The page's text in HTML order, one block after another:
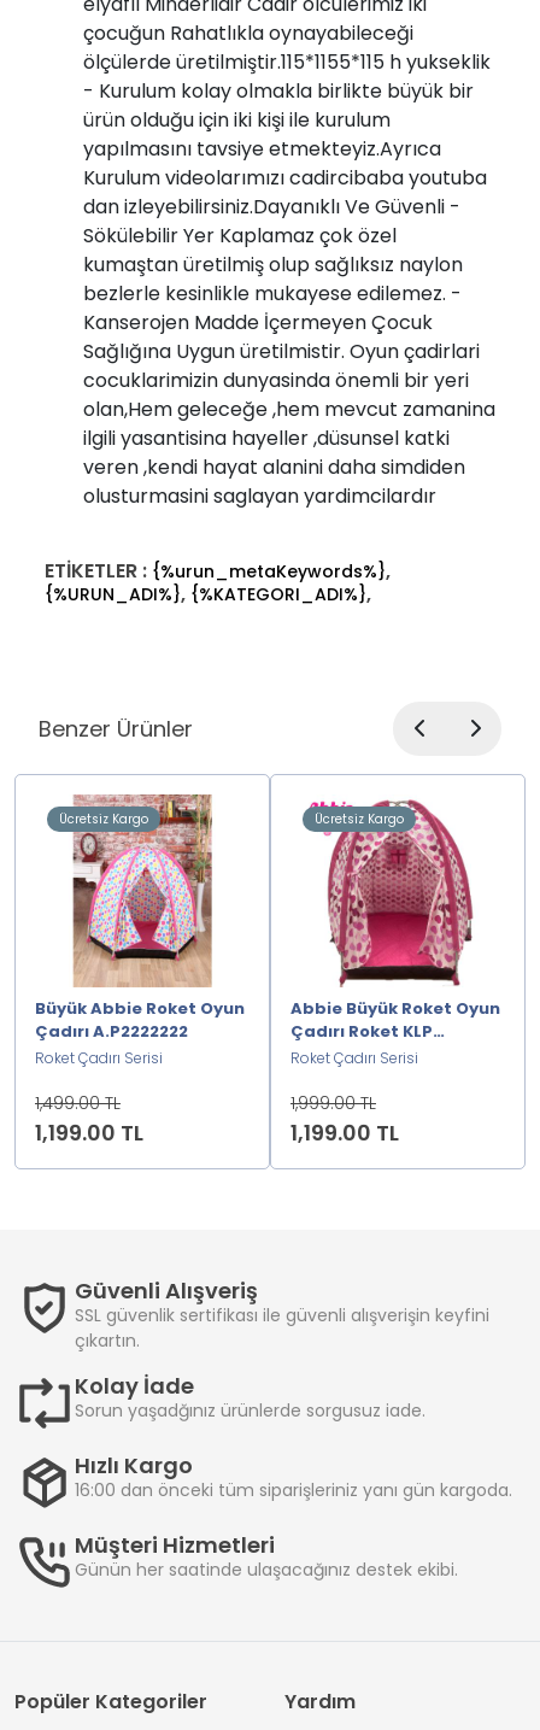
çocuğun Rahatlıkla oynayabileceği
ölçülerde üretilmiştir.115*1155*115 h yukseklik
- Kurulum kolay olmakla birlikte büyük bir
ürün olduğu için iki kişi ile kurulum
yapılmasını tavsiye etmekteyiz.Ayrıca
Kurulum videolarımızı cadircibaba youtuba
dan izleyebilirsiniz.Dayanıklı Ve Güvenli -
Sökülebilir Yer Kaplamaz çok özel
kumaştan üretilmiş olup sağlıksız naylon
bezlerle kesinlikle mukayese edilemez. -
Kanserojen Madde İçermeyen Çocuk
Sağlığına Uygun üretilmistir. Oyun çadirlari
cocuklarimizin dunyasinda önemli bir yeri
olan,Hem geleceğe ,hem mevcut zamanina
ilgili yasantisina hayeller ,düsunsel katki
veren ,kendi hayat alanini daha simdiden
olusturmasini saglayan yardimcilardır
ETİKETLER : {%urun_metaKeywords%},
{%URUN_ADI%}, {%KATEGORI_ADI%},
Benzer Ürünler
Ücretsiz Kargo
Büyük Abbie Roket Oyun
Çadırı A.P2222222
Roket Çadırı Serisi
1,499.00 TL
1,199.00 TL
Ücretsiz Kargo
Abbie Büyük Roket Oyun
Çadırı Roket KLP
A.P2222222
Roket Çadırı Serisi
1,999.00 TL
1,199.00 TL
Güvenli Alışveriş
SSL güvenlik sertifikası ile güvenli alışverişin keyfini
çıkartın.
Kolay İade
Sorun yaşadğınız ürünlerde sorgusuz iade.
Hızlı Kargo
16:00 dan önceki tüm siparişleriniz yanı gün kargoda.
Müşteri Hizmetleri
Günün her saatinde ulaşacağınız destek ekibi.
Popüler Kategoriler Yardım